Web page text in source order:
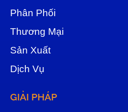
Phân Phối
Thương Mại
Sản Xuất
Dịch Vụ
GIẢI PHÁP